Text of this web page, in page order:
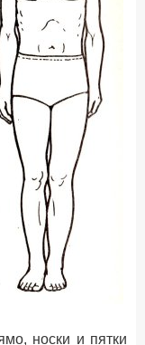
носки и пятки